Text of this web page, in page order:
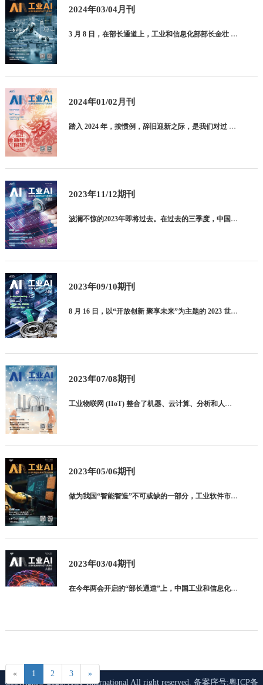
2024年03/04月刊
3 月 8 日，在部长通道上，工业和信息化部部长金壮 龙就对中国进一步推进新型工业化方向做出说明。他表示： 在提升产业科技创新能力方面，工业和信息化部将继续推 进国家制造业创新中心建设，发挥好现有 1
2024年01/02月刊
踏入 2024 年，按惯例，辞旧迎新之际，是我们对过 往一年回顾总结，对新年定目标、做规划的最好时机。 2023 年，中国制造业在平稳有序中获得了长足发展。 工业和信息化部的数据统计表明，2023 年
2023年11/12期刊
波澜不惊的2023年即将过去。在过去的三季度，中国工业和信息化发展“总体平稳，产业结构持续优化，新动能新优势不断集聚增强，创新发展的活力动力持续释放，高质量发展取得积极成效。”在国务院新闻办公室于10
2023年09/10期刊
8 月 16 日，以“开放创新 聚享未来”为主题的 2023 世界机器人大会在北京开幕。本届大会由北京市人民政府、工业和信息化部、中国科学技术协会共同主办，设置了6 场主论坛、近 30 场专题论坛及配
2023年07/08期刊
工业物联网 (IIoT) 整合了机器、云计算、分析和人员，以提高工业流程的性能和生产效率。 借助 IIoT，工业公司可以实现流程数字化，转变业务模型，提高性能和生产效率，同时减少 浪费。目前工业物联网
2023年05/06期刊
做为我国“智能智造”不可或缺的一部分，工业软件市场份额占比正在逐年扩大。根据 CCID、前瞻产业研究院、民生证券研究院的数据表明 ：中国工业软件市场规模从 2015 年的 1200 亿元增长到 202
2023年03/04期刊
在今年两会开启的“部长通道”上，中国工业和信息化部部长金壮龙表示 ：“今年工业经 济有望回升向好，对此我们充满信心。”一方面，“今年工业经济发展有不少有利因素，疫情 防控取得重大决定性胜利，存量政策、
« 1 2 3
»
Copyright© 2026: ACT International All right reserved. 备案序号:粤ICP备